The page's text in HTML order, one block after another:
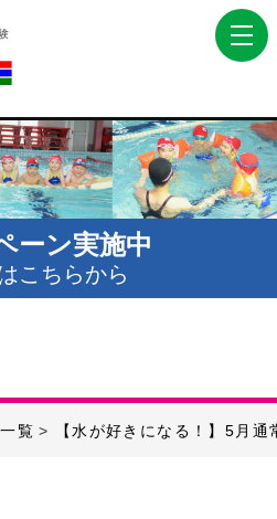
ーン実施中
こちらから
覧 【水が好きになる！】5月